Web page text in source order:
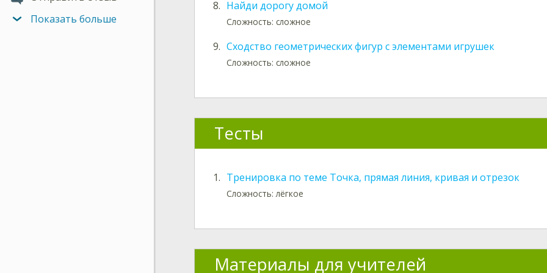
Показать больше
8. Найди дорогу домой
Сложность: сложное
9. Сходство геометрических фигур с элементами игрушек
Сложность: сложное
Тесты
1. Тренировка по теме Точка, прямая линия, кривая и отрезок
Сложность: лёгкое
Материалы для учителей